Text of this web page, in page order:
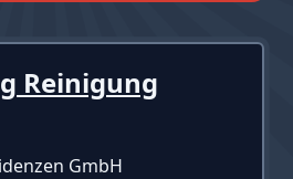
Reinigung
GmbH